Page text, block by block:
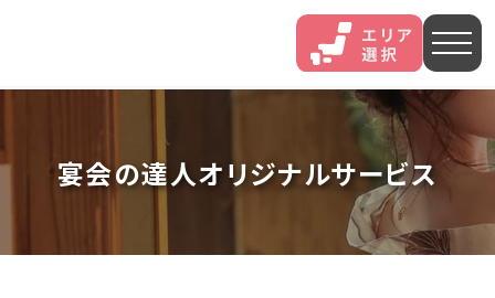
石和 伊香保 熱海
鬼怒川
宴会の達人オリジナルサービス